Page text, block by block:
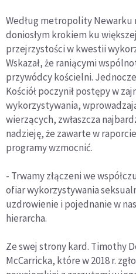
Według metropolity Newarku
doniosłym krokiem ku
przejrzystości w kwestii
Wskazał, że raniącymi
przywódcy kościelni.
Kościół poczynił postępy w
wykorzystywania,
wierzących, zwłaszcza
nadzieję, że zawarte w
programy wzmocnić.
- Trwamy złączeni we
ofiar wykorzystywania
uzdrowienie i pojednanie w
hierarcha.
Ze swej strony kard. Timothy
McCarricka, które w 2018 r.